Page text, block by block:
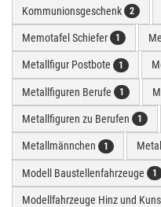
Kommunionsgeschenk 2
Memotafel Schiefer 1
Metallfigur Postbote 1
Metallfiguren Berufe 1
Metallfiguren zu Berufen 1
Metallmännchen 1
Modell Baustellenfahrzeuge 1
Modellfahrzeuge Hinz und